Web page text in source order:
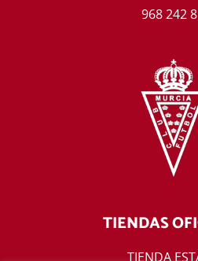
968 242
TIENDAS
TIENDA